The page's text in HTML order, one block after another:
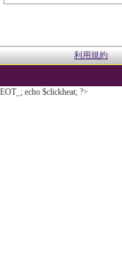
利用規約
EOT_; echo $clickheat; ?>